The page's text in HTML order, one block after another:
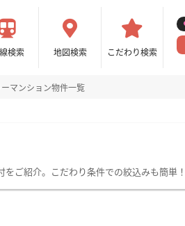
検索 地図検索 こだわり検索
マンション物件一覧
ご紹介。こだわり条件での絞込みも簡単！